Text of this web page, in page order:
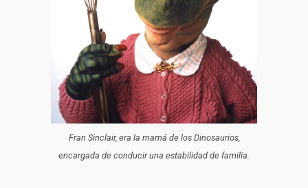
Fran Sinclair, era la mamá de los Dinosaurios,
encargada de conducir una estabilidad de familia.